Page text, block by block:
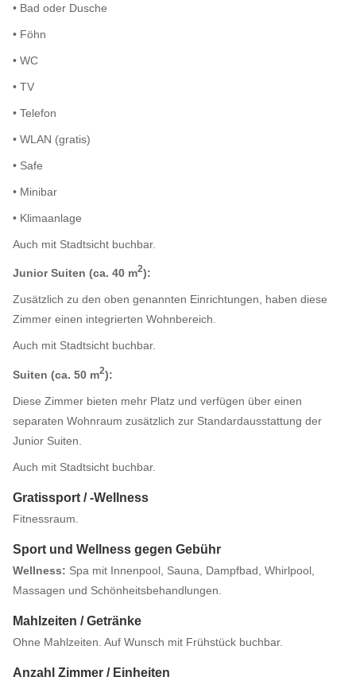
• Bad oder Dusche
• Föhn
• WC
• TV
• Telefon
• WLAN (gratis)
• Safe
• Minibar
• Klimaanlage
Auch mit Stadtsicht buchbar.
Junior Suiten (ca. 40 m2):
Zusätzlich zu den oben genannten Einrichtungen, haben diese
Zimmer einen integrierten Wohnbereich.
Auch mit Stadtsicht buchbar.
Suiten (ca. 50 m2):
Diese Zimmer bieten mehr Platz und verfügen über einen
separaten Wohnraum zusätzlich zur Standardausstattung der
Junior Suiten.
Auch mit Stadtsicht buchbar.
Gratissport / -Wellness
Fitnessraum.
Sport und Wellness gegen Gebühr
Wellness: Spa mit Innenpool, Sauna, Dampfbad, Whirlpool,
Massagen und Schönheitsbehandlungen.
Mahlzeiten / Getränke
Ohne Mahlzeiten. Auf Wunsch mit Frühstück buchbar.
Anzahl Zimmer / Einheiten